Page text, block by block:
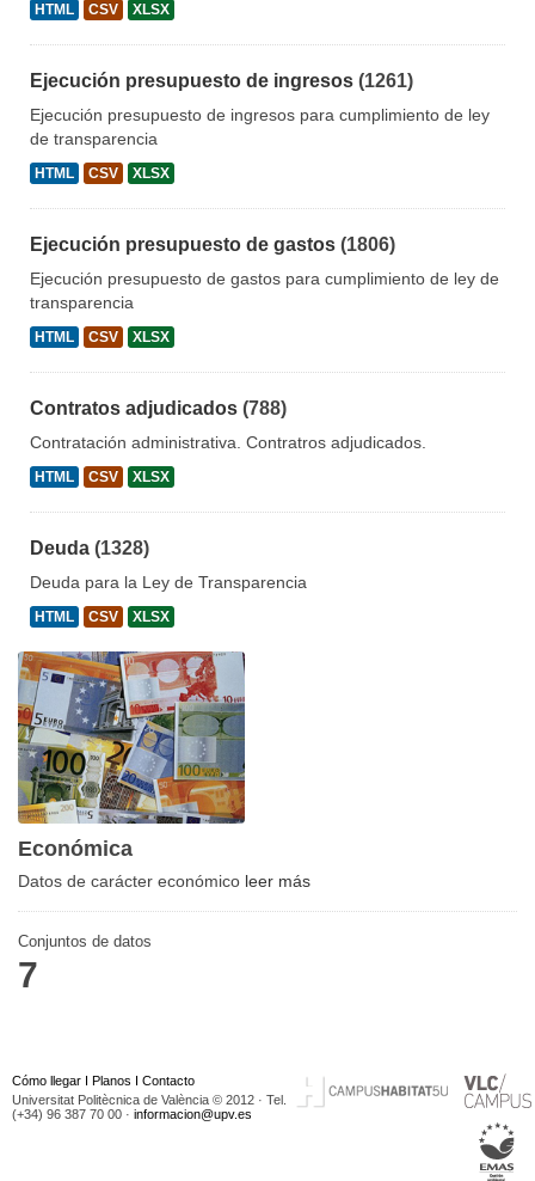
HTML CSV XLSX
Ejecución presupuesto de ingresos (1261)
Ejecución presupuesto de ingresos para cumplimiento de ley
de transparencia
HTML CSV XLSX
Ejecución presupuesto de gastos (1806)
Ejecución presupuesto de gastos para cumplimiento de ley de
transparencia
HTML CSV XLSX
Contratos adjudicados (788)
Contratación administrativa. Contratros adjudicados.
HTML CSV XLSX
Deuda (1328)
Deuda para la Ley de Transparencia
HTML CSV XLSX
Económica
Datos de carácter económico leer más
Conjuntos de datos
7
Cómo llegar I Planos I Contacto
Universitat Politècnica de València © 2012 · Tel.
(+34) 96 387 70 00 · informacion@upv.es